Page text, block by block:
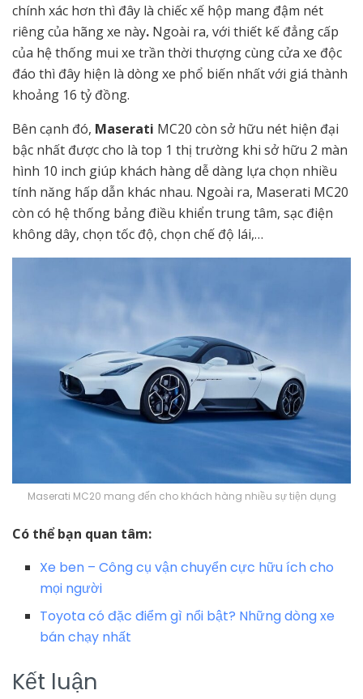
chính xác hơn thì đây là chiếc xế hộp mang đậm nét
riêng của hãng xe này. Ngoài ra, với thiết kế đẳng cấp
của hệ thống mui xe trần thời thượng cùng cửa xe độc
đáo thì đây hiện là dòng xe phổ biến nhất với giá thành
khoảng 16 tỷ đồng.
Bên cạnh đó, Maserati MC20 còn sở hữu nét hiện đại
bậc nhất được cho là top 1 thị trường khi sở hữu 2 màn
hình 10 inch giúp khách hàng dễ dàng lựa chọn nhiều
tính năng hấp dẫn khác nhau. Ngoài ra, Maserati MC20
còn có hệ thống bảng điều khiển trung tâm, sạc điện
không dây, chọn tốc độ, chọn chế độ lái,…
Maserati MC20 mang đến cho khách hàng nhiều sự tiện dụng
Có thể bạn quan tâm:
Xe ben – Công cụ vận chuyển cực hữu ích cho
mọi người
Toyota có đặc điểm gì nổi bật? Những dòng xe
bán chạy nhất
Kết luận